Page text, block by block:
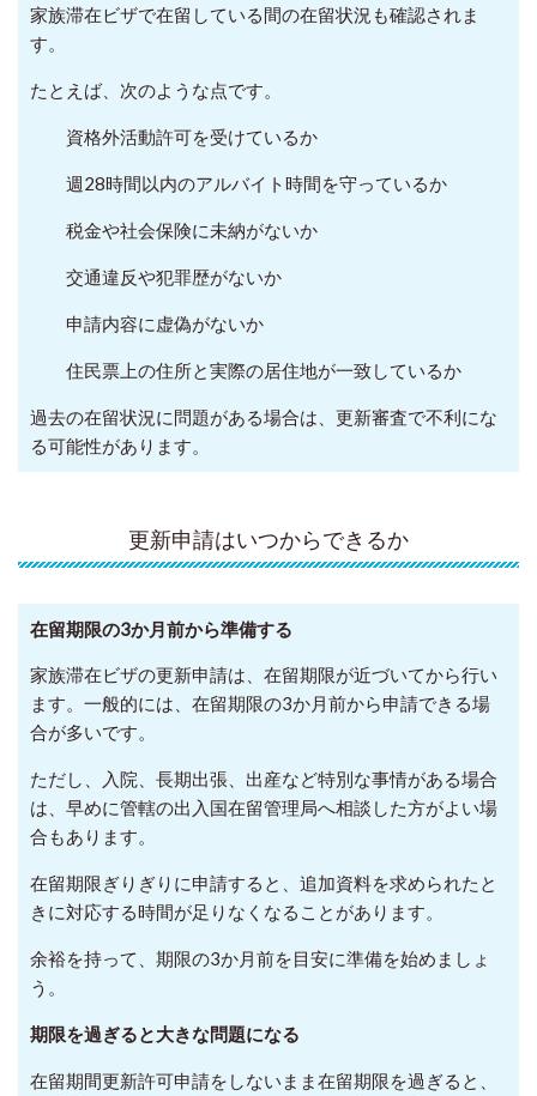
家族滞在ビザで在留している間の在留状況も確認されま
す。
たとえば、次のような点です。
資格外活動許可を受けているか
週28時間以内のアルバイト時間を守っているか
税金や社会保険に未納がないか
交通違反や犯罪歴がないか
申請内容に虚偽がないか
住民票上の住所と実際の居住地が一致しているか
過去の在留状況に問題がある場合は、更新審査で不利にな
る可能性があります。
更新申請はいつからできるか
在留期限の3か月前から準備する
家族滞在ビザの更新申請は、在留期限が近づいてから行い
ます。一般的には、在留期限の3か月前から申請できる場
合が多いです。
ただし、入院、長期出張、出産など特別な事情がある場合
は、早めに管轄の出入国在留管理局へ相談した方がよい場
合もあります。
在留期限ぎりぎりに申請すると、追加資料を求められたと
きに対応する時間が足りなくなることがあります。
余裕を持って、期限の3か月前を目安に準備を始めましょ
う。
期限を過ぎると大きな問題になる
在留期間更新許可申請をしないまま在留期限を過ぎると、